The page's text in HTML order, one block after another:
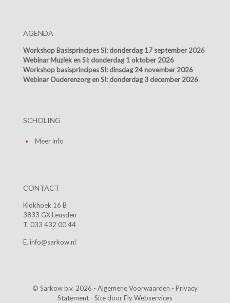
AGENDA
Workshop Basisprincipes SI: donderdag 17 september 2026
Webinar Muziek en SI: donderdag 1 oktober 2026
Workshop basisprincipes SI: dinsdag 24 november 2026
Webinar Ouderenzorg en SI: donderdag 3 december 2026
SCHOLING
Meer info
CONTACT
Klokhoek 16 B
3833 GX Leusden
T. 033 432 00 44
E. info@sarkow.nl
© Sarkow b.v. 2026 - Algemene Voorwaarden - Privacy
Statement - Site doorFly Webservices